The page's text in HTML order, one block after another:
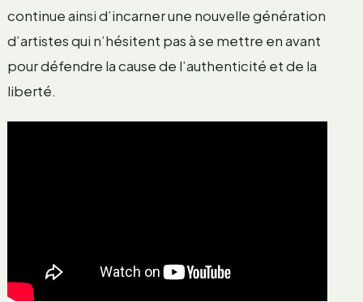
continue ainsi d’incarner une nouvelle génération
d’artistes qui n’hésitent pas à se mettre en avant
pour défendre la cause de l’authenticité et de la
liberté.